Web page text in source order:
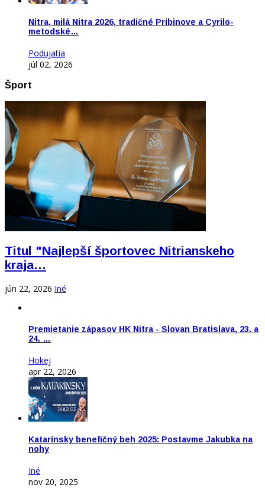
Nitra, milá Nitra 2026, tradičné Pribinove a Cyrilo-
metodské…
Podujatia
júl 02, 2026
Šport
Titul "Najlepší športovec Nitrianskeho
kraja…
jún 22, 2026 Iné
Premietanie zápasov HK Nitra - Slovan Bratislava, 23. a
24. …
Hokej
apr 22, 2026
Katarínsky benefičný beh 2025: Postavme Jakubka na
nohy
Iné
nov 20, 2025